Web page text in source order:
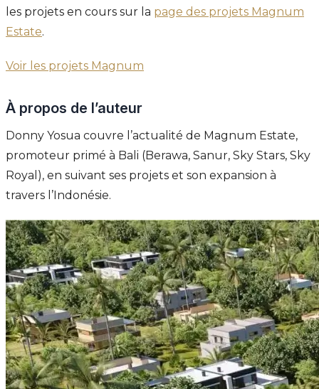
les projets en cours sur la page des projets Magnum
Estate.
Voir les projets Magnum
À propos de l’auteur
Donny Yosua couvre l’actualité de Magnum Estate,
promoteur primé à Bali (Berawa, Sanur, Sky Stars, Sky
Royal), en suivant ses projets et son expansion à
travers l’Indonésie.